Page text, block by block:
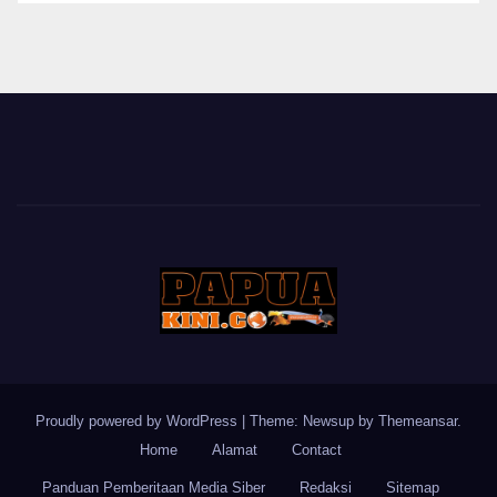
Proudly powered by WordPress Theme: Newsup by Themeansar.
Home
Alamat Contact
Panduan Pemberitaan Media Siber Redaksi Sitemap